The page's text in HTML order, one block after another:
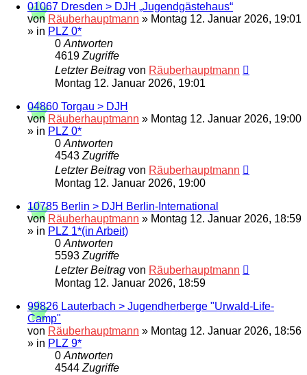
01067 Dresden > DJH „Jugendgästehaus“
von Räuberhauptmann » Montag 12. Januar 2026, 19:01
» in PLZ 0*
0 Antworten
4619 Zugriffe
Letzter Beitrag von Räuberhauptmann
Montag 12. Januar 2026, 19:01
04860 Torgau > DJH
von Räuberhauptmann » Montag 12. Januar 2026, 19:00
» in PLZ 0*
0 Antworten
4543 Zugriffe
Letzter Beitrag von Räuberhauptmann
Montag 12. Januar 2026, 19:00
10785 Berlin > DJH Berlin-International
von Räuberhauptmann » Montag 12. Januar 2026, 18:59
» in PLZ 1*(in Arbeit)
0 Antworten
5593 Zugriffe
Letzter Beitrag von Räuberhauptmann
Montag 12. Januar 2026, 18:59
99826 Lauterbach > Jugendherberge "Urwald-Life-
Camp"
von Räuberhauptmann » Montag 12. Januar 2026, 18:56
» in PLZ 9*
0 Antworten
4544 Zugriffe